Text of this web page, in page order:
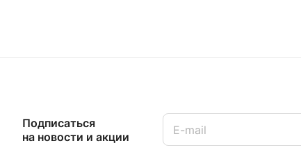
Подписаться
на новости и акции